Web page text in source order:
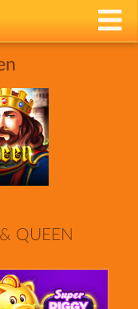
QUEEN